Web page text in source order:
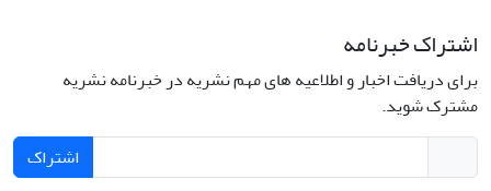
اشتراک خبرنامه
برای دریافت اخبار و اطلاعیه های مهم نشریه در خبرنامه نشریه
مشترک شوید.
اشتراک